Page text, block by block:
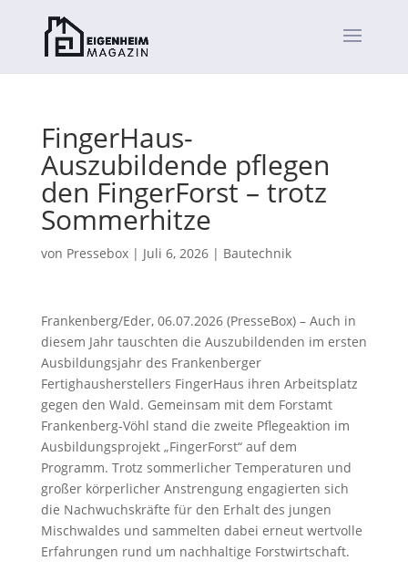
FingerHaus-
Auszubildende pflegen
den FingerForst – trotz
Sommerhitze
von Pressebox| Juli 6, 2026| Bautechnik
Frankenberg/Eder, 06.07.2026 (PresseBox) – Auch in
diesem Jahr tauschten die Auszubildenden im ersten
Ausbildungsjahr des Frankenberger
Fertighausherstellers FingerHaus ihren Arbeitsplatz
gegen den Wald. Gemeinsam mit dem Forstamt
Frankenberg-Vöhl stand die zweite Pflegeaktion im
Ausbildungsprojekt „FingerForst“ auf dem
Programm. Trotz sommerlicher Temperaturen und
großer körperlicher Anstrengung engagierten sich
die Nachwuchskräfte für den Erhalt des jungen
Mischwaldes und sammelten dabei erneut wertvolle
Erfahrungen rund um nachhaltige Forstwirtschaft.